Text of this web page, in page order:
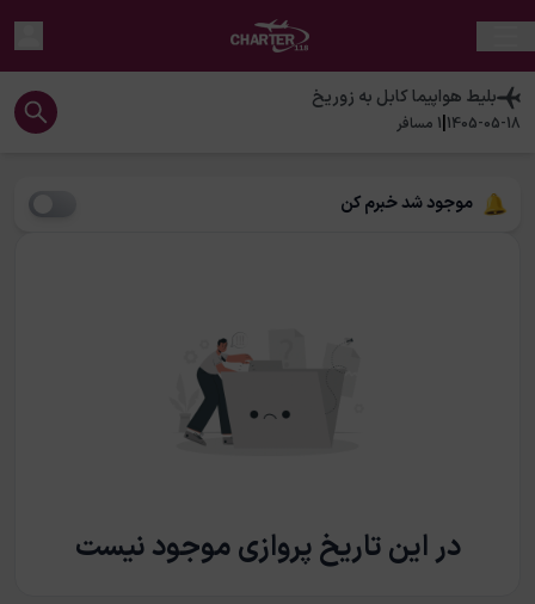
بلیط هواپیماکابل به زوریخ
1405-05-18
|
1 مسافر
موجود شد خبرم کن
در این تاریخ پروازی موجود نیست